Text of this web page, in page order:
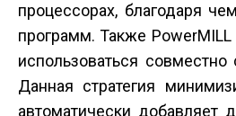
процессорах, благодаря
программ. Также
использоваться
Данная стратегия
автоматически добавляет